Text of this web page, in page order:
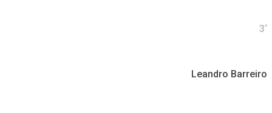
3‘
Leandro Barreiro